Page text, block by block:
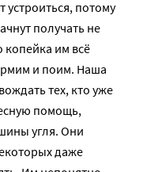
устроиться, потому
получать не
копейка им всё
и поим. Наша
тех, кто уже
помощь,
угля. Они
даже